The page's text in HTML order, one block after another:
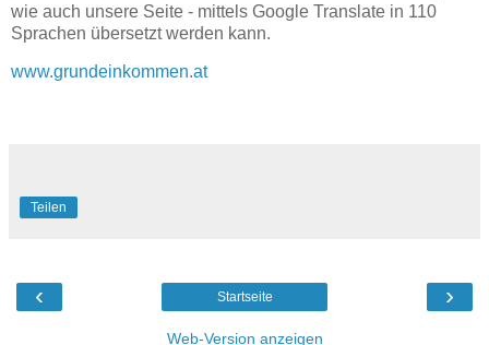
wie auch unsere Seite - mittels Google Translate in 110
Sprachen übersetzt werden kann.
www.grundeinkommen.at
Teilen
‹ ›
Startseite
Web-Version anzeigen